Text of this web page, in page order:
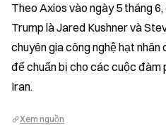
Theo Axios vào ngày 5 tháng
Trump là Jared Kushner và
chuyên gia công nghệ hạt
để chuẩn bị cho các cuộc đàm
Iran.
Xem nguồn